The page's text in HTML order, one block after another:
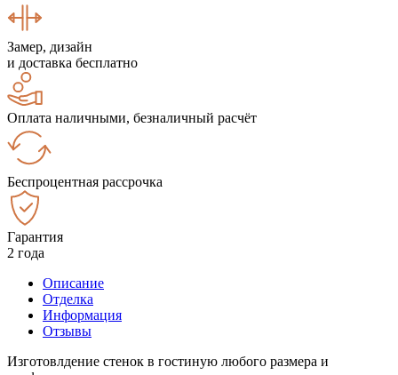
Замер, дизайн
и доставка бесплатно
Оплата наличными, безналичный расчёт
Беспроцентная рассрочка
Гарантия
2 года
Описание
Отделка
Информация
Отзывы
Изготовлдение стенок в гостиную любого размера и